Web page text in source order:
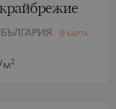
КАРТА
м2